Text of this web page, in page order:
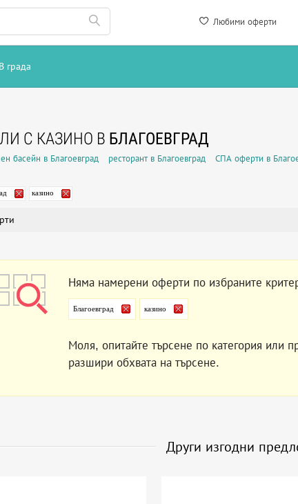
Любими оферти
В града
С КАЗИНО В БЛАГОЕВГРАД
басейн в Благоевград ресторант в Благоевград СПА оферти в
казино
Няма намерени оферти по избраните
Благоевград казино
Моля, опитайте търсене по категория или
разшири обхвата на търсене.
Други изгодни